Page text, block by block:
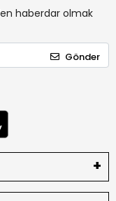
haberdar olmak
Gönder